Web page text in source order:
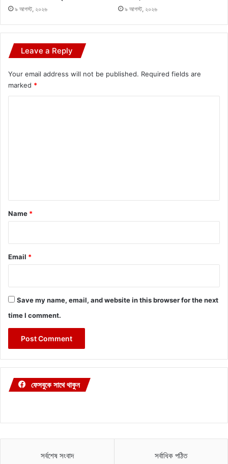
৯ আগস্ট, ২০২৬ ৯ আগস্ট, ২০২৬
Leave a Reply
Your email address will not be published. Required fields are
marked *
*
Name *
Email *
Save my name, email, and website in this browser for the next
time I comment.
ফেসবুকে সাথে থাকুন
সর্বশেষ সংবাদ সর্বাধিক পঠিত